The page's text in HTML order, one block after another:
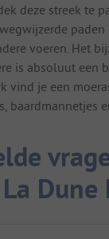
deze streek te
voeren. Het
is absoluut een
vind je een
baardmannetjes
Dune